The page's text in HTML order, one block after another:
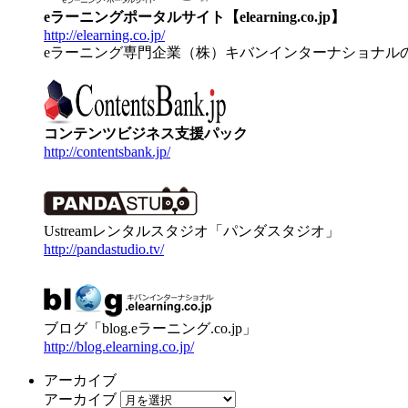
eラーニングポータルサイト【elearning.co.jp】
http://elearning.co.jp/
eラーニング専門企業（株）キバンインターナショナル
コンテンツビジネス支援パック
http://contentsbank.jp/
Ustreamレンタルスタジオ「パンダスタジオ」
http://pandastudio.tv/
ブログ「blog.eラーニング.co.jp」
http://blog.elearning.co.jp/
アーカイブ
アーカイブ